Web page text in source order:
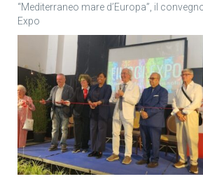
“Mediterraneo mare d’Europa”, il
Expo